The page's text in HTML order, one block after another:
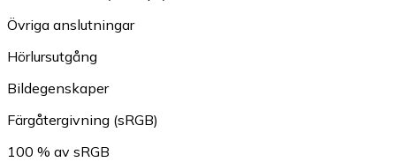
Övriga anslutningar
Hörlursutgång
Bildegenskaper
Färgåtergivning (sRGB)
100 % av sRGB